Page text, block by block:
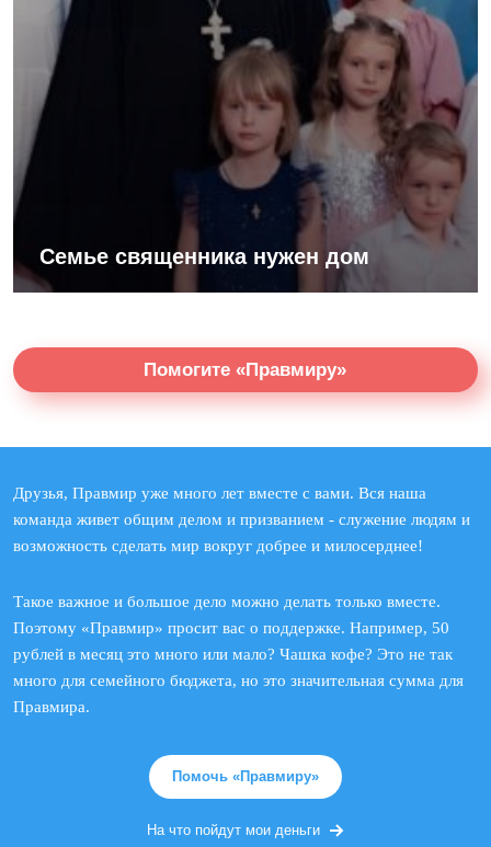
Семье священника нужен дом
Помогите «Правмиру»
Друзья, Правмир уже много лет вместе с вами. Вся наша
команда живет общим делом и призванием - служение людям и
возможность сделать мир вокруг добрее и милосерднее!
Такое важное и большое дело можно делать только вместе.
Поэтому «Правмир» просит вас о поддержке. Например, 50
рублей в месяц это много или мало? Чашка кофе? Это не так
много для семейного бюджета, но это значительная сумма для
Правмира.
Помочь «Правмиру»
На что пойдут мои деньги